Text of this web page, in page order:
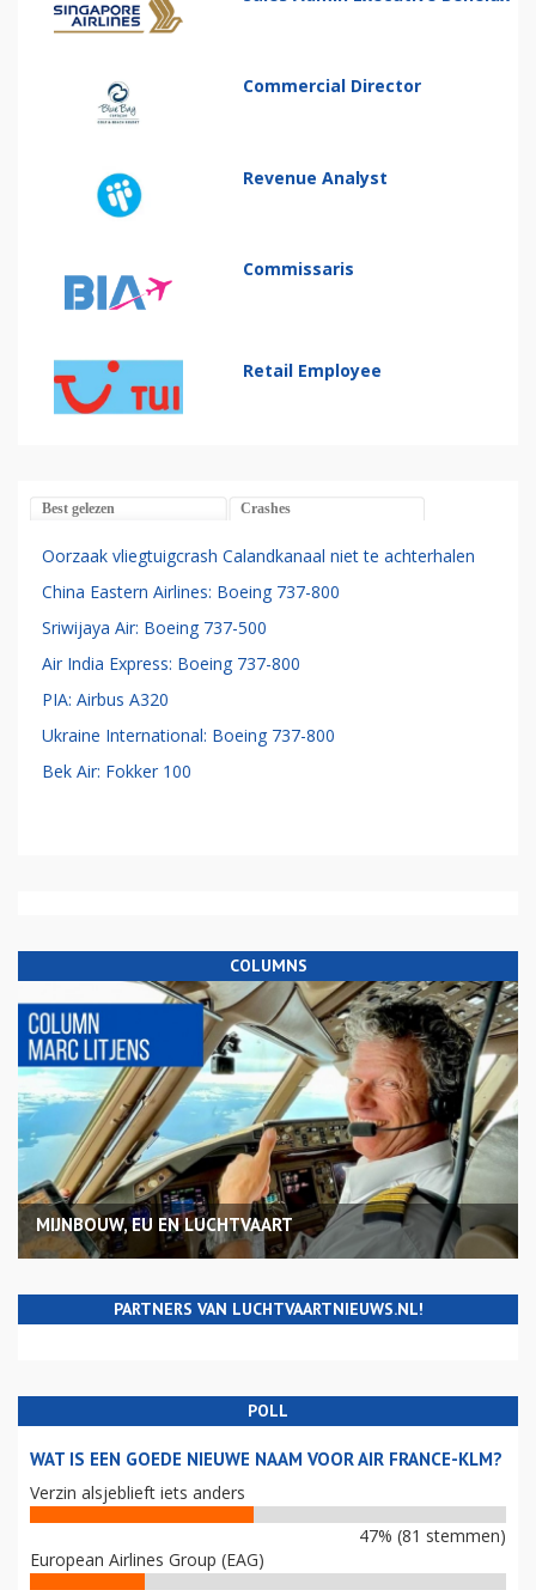
Commercial Director
Revenue Analyst
Commissaris
Retail Employee
Best gelezen Crashes
Oorzaak vliegtuigcrash Calandkanaal niet te achterhalen
China Eastern Airlines: Boeing 737-800
Sriwijaya Air: Boeing 737-500
Air India Express: Boeing 737-800
PIA: Airbus A320
Ukraine International: Boeing 737-800
Bek Air: Fokker 100
COLUMNS
MIJNBOUW, EU EN LUCHTVAART
PARTNERS VAN LUCHTVAARTNIEUWS.NL!
POLL
WAT IS EEN GOEDE NIEUWE NAAM VOOR AIR FRANCE-KLM?
Verzin alsjeblieft iets anders
47% (81 stemmen)
European Airlines Group (EAG)